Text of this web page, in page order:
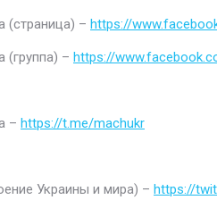
(страница) – https://
(группа) – https://
– https://t.me/machukr
Украины и мира) – https://